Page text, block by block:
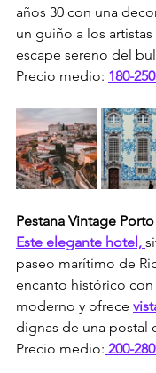
años 30 con una
un guiño a los artistas
escape sereno del
Precio medio: 180-
Pestana Vintage Porto
Este elegante hotel,
paseo marítimo de
encanto histórico
moderno y ofrece
dignas de una postal
Precio medio: 200-